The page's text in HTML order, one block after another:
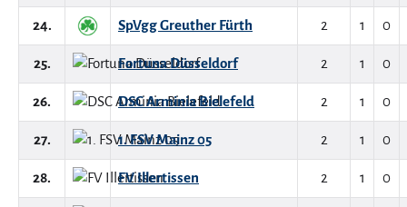
24. SpVgg Greuther Fürth 2 1 0
25. Fortuna Düsseldorf 2 1 0
26. DSC Arminia Bielefeld 2 1 0
27. 1. FSV Mainz 05 2 1 0
28. FV Illertissen 2 1 0